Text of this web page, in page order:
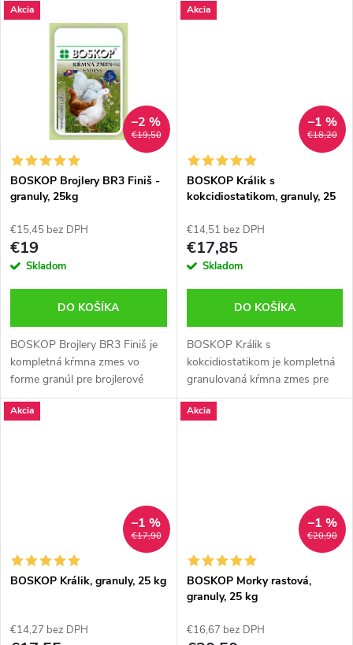
k
v
pokožkou. Obsahuje prírodné
zložky, ktoré šetrne čistia,
upokojujú...
čistí srsť, chráni citlivú pokožku
Akcia
€19,50
–2 %
BOSKOP Brojlery BR3 Finiš -
granuly, 25kg
€15,45 bez DPH
€19
Skladom
DO KOŠÍKA
BOSKOP Brojlery BR3 Finiš je
kompletná kŕmna zmes vo
forme granúl pre brojlerové
kurčatá od 36. dňa až do
porážky. Obsahuje optimálny
Akcia
€18,20
–1 %
BOSKOP Králik s
kokcidiostatikom, granuly, 25
€14,51 bez DPH
€17,85
Skladom
DO KOŠÍKA
BOSKOP Králik s
kokcidiostatikom je kompletná
granulovaná kŕmna zmes pre
výkrm a chov králikov.
Obsahuje kokcidiostatikum,
Akcia
€17,90
–1 %
BOSKOP Králik, granuly, 25 kg
€14,27 bez DPH
Akcia
€20,90
–1 %
BOSKOP Morky rastová,
granuly, 25 kg
€16,67 bez DPH